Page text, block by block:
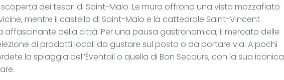
scoperta dei tesori di Saint-Malo. Le mura offrono una vista mozzafiato
mentre il castello di Saint-Malo e la cattedrale Saint-Vincent
affascinante della città. Per una pausa gastronomica, il mercato delle
di prodotti locali da gustare sul posto o da portare via. A pochi
la spiaggia dell’Éventail o quella di Bon Secours, con la sua iconica